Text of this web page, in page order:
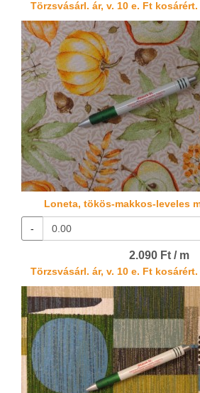
Törzsvásárl. ár, v. 10 e. Ft
Loneta, tökös-makkos-leveles
-
2.090 Ft / m
Törzsvásárl. ár, v. 10 e. Ft